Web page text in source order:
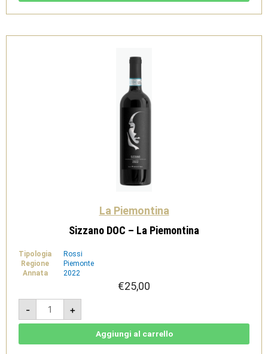
quantità
La Piemontina
Sizzano DOC – La Piemontina
Tipologia
Rossi
Regione
Piemonte
Annata
2022
€25,00
-
Sizzano
DOC
-
La
+
Aggiungi al carrello